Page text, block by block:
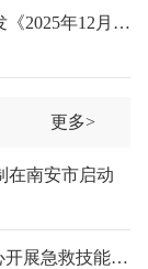
害形势预测》的通知
更多>
在南安市启动
急救技能培训